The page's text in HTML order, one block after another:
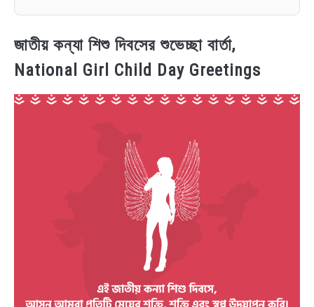
জাতীয় কন্যা শিশু দিবসের শুভেচ্ছা বার্তা,
National Girl Child Day Greetings